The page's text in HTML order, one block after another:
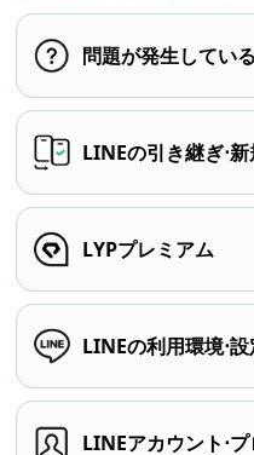
問題が発生してい
LINEの引き継ぎ⋅
LYPプレミアム
LINEの利用環境⋅設
LINEアカウント⋅